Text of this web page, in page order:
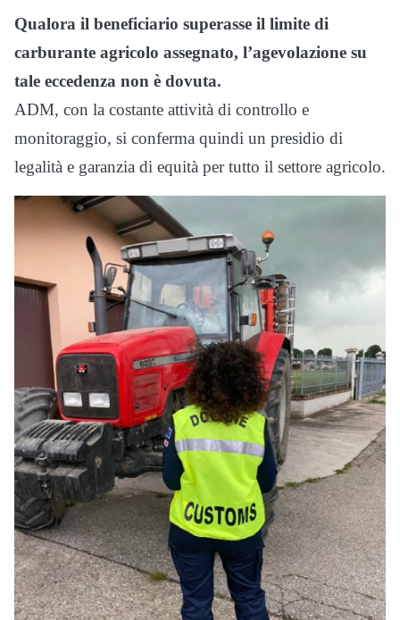
Qualora il beneficiario superasse il limite di
carburante agricolo assegnato, l’agevolazione su
tale eccedenza non è dovuta.
ADM, con la costante attività di controllo e
monitoraggio, si conferma quindi un presidio di
legalità e garanzia di equità per tutto il settore agricolo.